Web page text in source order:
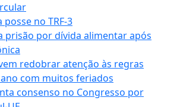
no TRF-3
prisão por dívida alimentar após
redobrar atenção às regras
com muitos feriados
consenso no Congresso por